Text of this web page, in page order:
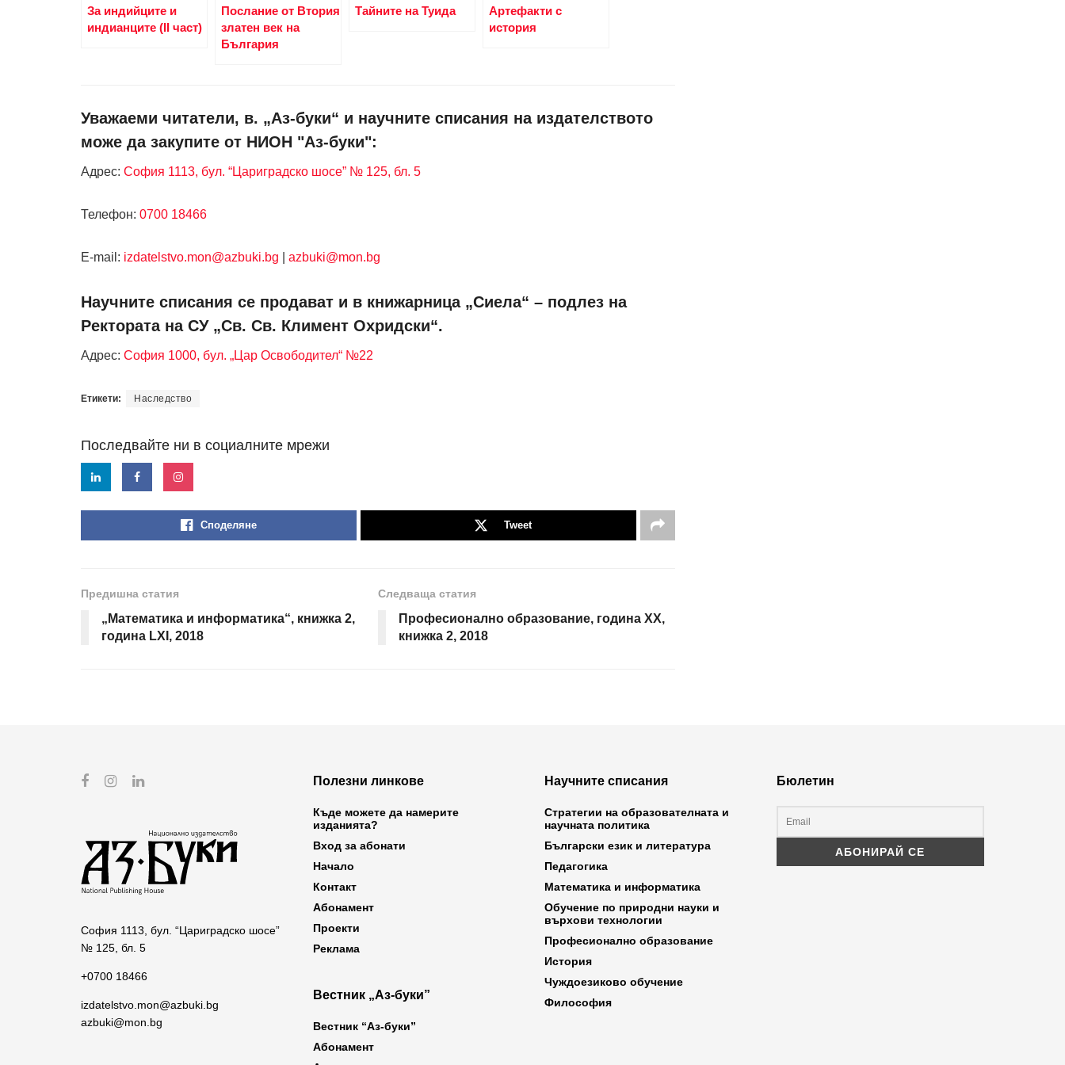
За индийците и
индианците (II част)
Послание от Втория
златен век на
България
Тайните на Туида
Артефакти с
история
Уважаеми читатели, в. „Аз-буки“ и научните списания на издателството
може да закупите от НИОН "Аз-буки":
Адрес: София 1113, бул. “Цариградско шосе” № 125, бл. 5
Телефон: 0700 18466
Е-mail: izdatelstvo.mon@azbuki.bg azbuki@mon.bg
Научните списания се продават и в книжарница „Сиела“ – подлез на
Ректората на СУ „Св. Св. Климент Охридски“.
Адрес: София 1000, бул. „Цар Освободител“ №22
Етикети: Наследство
Последвайте ни в социалните мрежи
Споделяне Tweet
Предишна статия
„Математика и информатика“, книжка 2,
година LXI, 2018
Следваща статия
Професионално образование, година XX,
книжка 2, 2018
София 1113, бул. “Цариградско шосе”
№ 125, бл. 5
+0700 18466
izdatelstvo.mon@azbuki.bg
azbuki@mon.bg
Полезни линкове
Къде можете да намерите
изданията?
Вход за абонати
Начало
Контакт
Абонамент
Проекти
Реклама
Вестник „Аз-буки”
Вестник “Аз-буки”
Абонамент
Научните списания
Стратегии на образователната и
научната политика
Български език и литература
Педагогика
Математика и информатика
Обучение по природни науки и
върхови технологии
Професионално образование
История
Чуждоезиково обучение
Философия
Бюлетин